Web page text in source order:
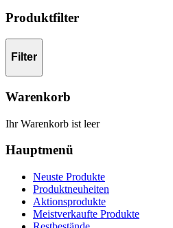
Produktfilter
Filter
Warenkorb
Ihr Warenkorb ist leer
Hauptmenü
Neuste Produkte
Produktneuheiten
Aktionsprodukte
Meistverkaufte Produkte